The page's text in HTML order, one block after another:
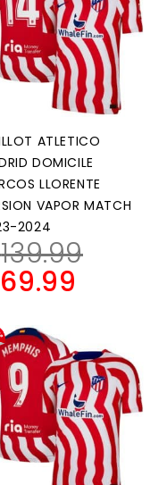
ATLETICO
DOMICILE
LLORENTE
VAPOR MATCH
2024
139.99
69.99